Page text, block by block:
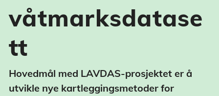
våtmarksdatase
tt
Hovedmål med LAVDAS-prosjektet er å
utvikle nye kartleggingsmetoder for